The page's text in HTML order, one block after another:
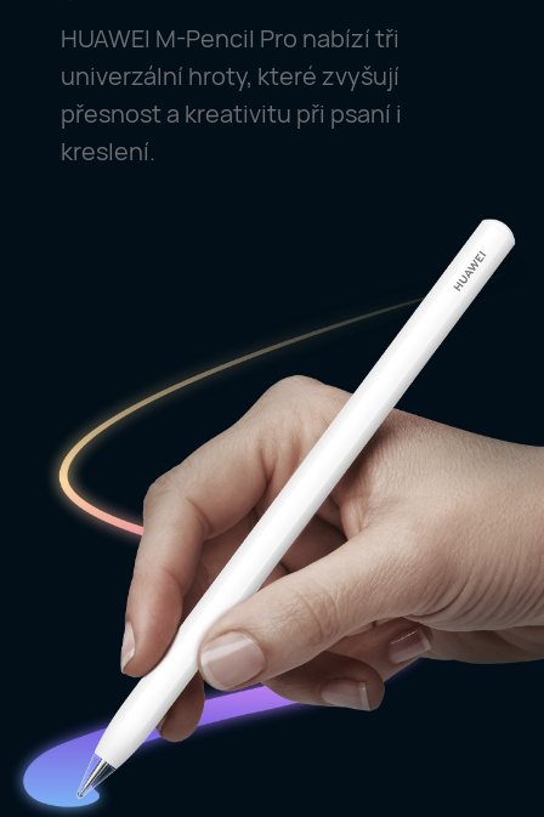
HUAWEI M-Pencil Pro nabízí tři
univerzální hroty, které zvyšují
přesnost a kreativitu při psaní i
kreslení.